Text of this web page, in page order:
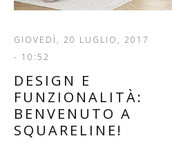
GIOVEDÌ, 20 LUGLIO, 2017
- 10:52
DESIGN E
FUNZIONALITÀ:
BENVENUTO A
SQUARELINE!